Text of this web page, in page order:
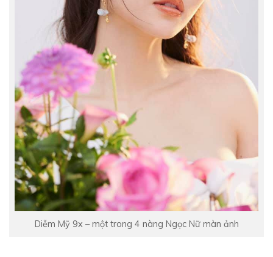
Diễm Mỹ 9x – một trong 4 nàng Ngọc Nữ màn ảnh